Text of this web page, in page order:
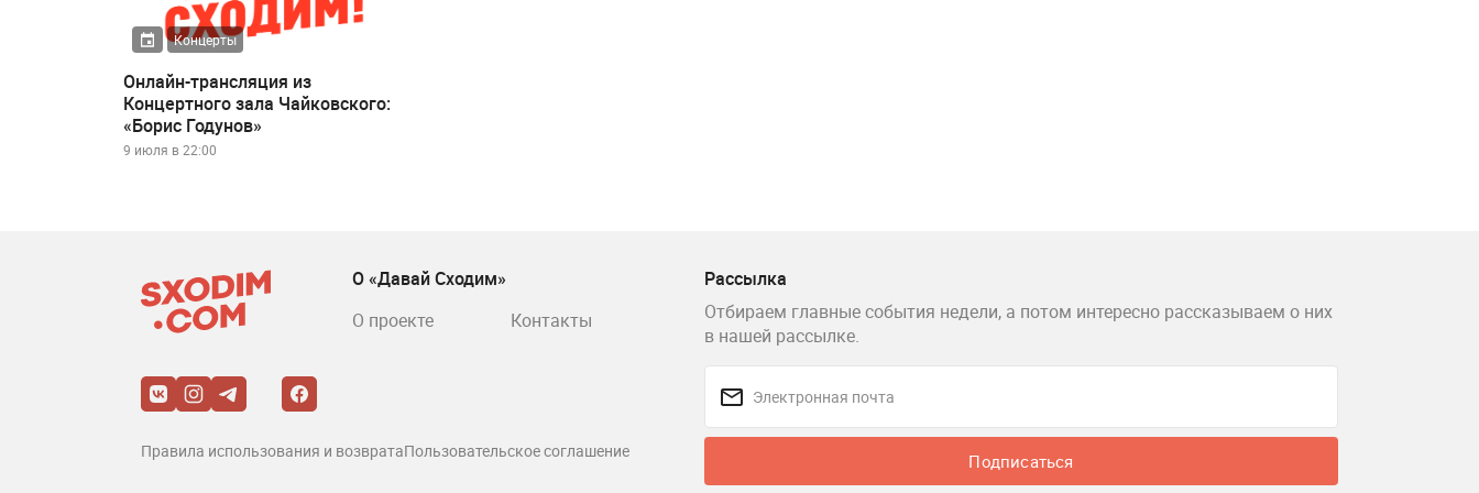
Концерты
Онлайн-трансляция из
Концертного зала Чайковского:
«Борис Годунов»
9 июля в 22:00
Рассылка
Отбираем главные события недели, а потом интересно рассказываем о них
в нашей рассылке.
Подписаться
О «Давай Сходим»
О проекте
Контакты
Правила использования и возвратаПользовательское соглашение